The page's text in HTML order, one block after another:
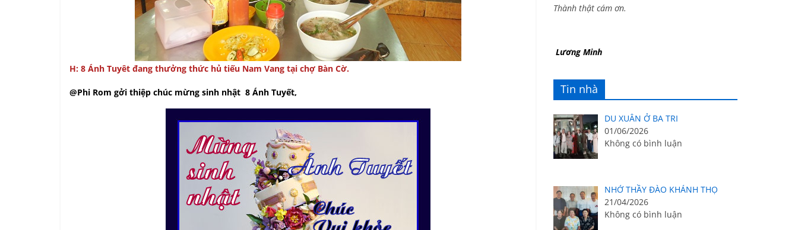
H: 8 Ánh Tuyêt đang thưởng thức hủ tiếu Nam Vang tại chợ Bàn Cờ.
@Phi Rom gởi thiệp chúc mừng sinh nhật 8 Ánh Tuyết,
Thành thật cám ơn.
Lương Minh
Tin nhà
DU XUÂN Ở BA TRI
01/06/2026
Không có bình luận
NHỚ THẦY ĐÀO KHÁNH THỌ
21/04/2026
Không có bình luận